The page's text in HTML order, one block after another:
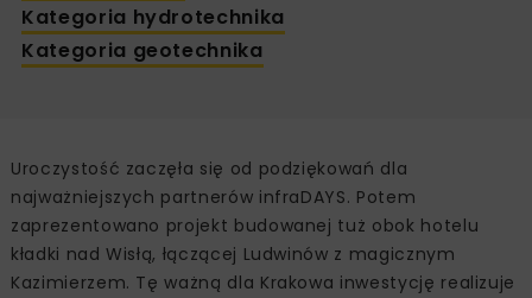
Kategoria hydrotechnika
Kategoria geotechnika
Uroczystość zaczęła się od podziękowań dla
najważniejszych partnerów infraDAYS. Potem
zaprezentowano projekt budowanej tuż obok hotelu
kładki nad Wisłą, łączącej Ludwinów z magicznym
Kazimierzem. Tę ważną dla Krakowa inwestycję realizuje